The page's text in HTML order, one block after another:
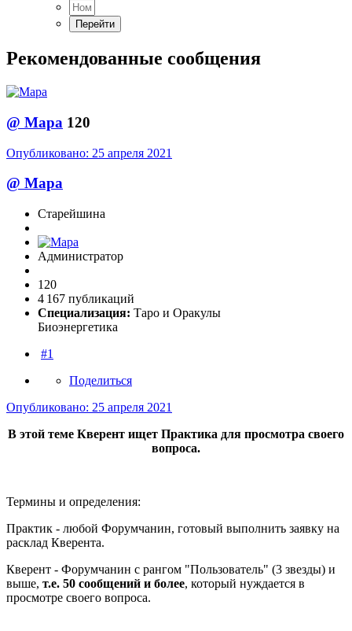
Рекомендованные сообщения
@ Мара 120
Опубликовано: 25 апреля 2021
@ Мара
Старейшина
Администратор
120
4 167 публикаций
Специализация: Таро и Оракулы
Биоэнергетика
#1
Поделиться
Опубликовано: 25 апреля 2021
В этой теме Кверент ищет Практика для просмотра своего
вопроса.
Термины и определения:
Практик - любой Форумчанин, готовый выполнить заявку на
расклад Кверента.
Кверент - Форумчанин с рангом "Пользователь" (3 звезды) и
выше, т.е. 50 сообщений и более, который нуждается в
просмотре своего вопроса.